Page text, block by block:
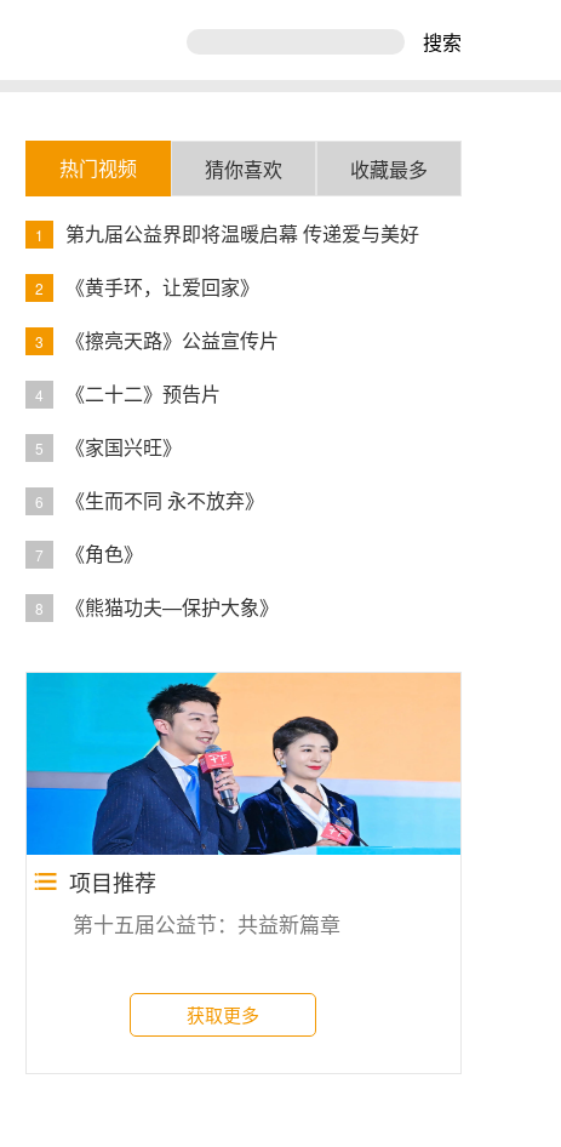
搜索
热门视频 猜你喜欢 收藏最多
1 第九届公益界即将温暖启幕 传递爱与美好
2 《黄手环，让爱回家》
3 《擦亮天路》公益宣传片
4 《二十二》预告片
5 《家国兴旺》
6 《生而不同 永不放弃》
7 《角色》
8 《熊猫功夫—保护大象》
项目推荐
第十五届公益节：共益新篇章
获取更多